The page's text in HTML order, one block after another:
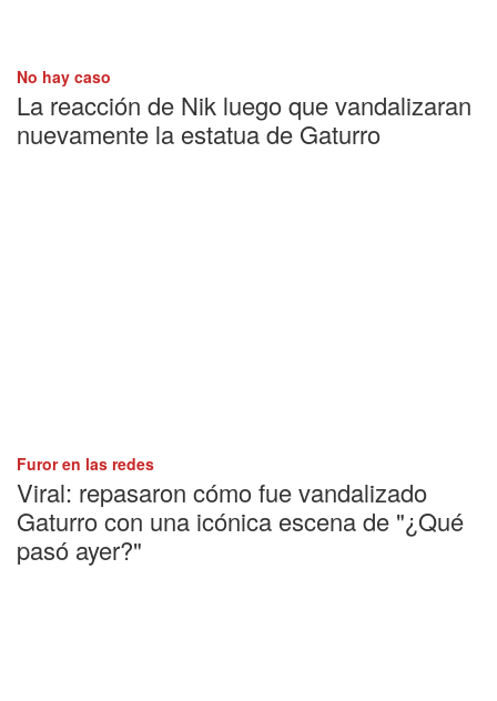
No hay caso
La reacción de Nik luego que vandalizaran
nuevamente la estatua de Gaturro
Furor en las redes
Viral: repasaron cómo fue vandalizado
Gaturro con una icónica escena de "¿Qué
pasó ayer?"